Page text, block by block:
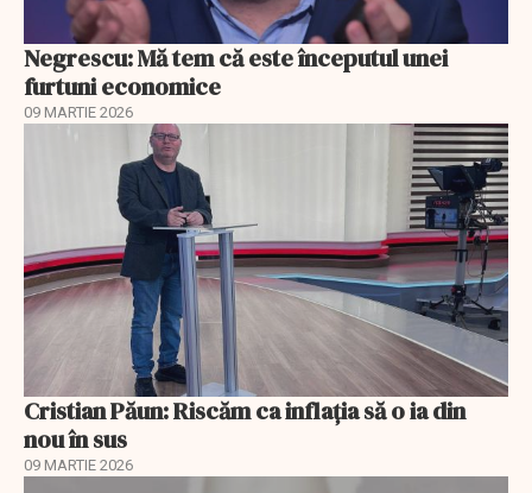
Negrescu: Mă tem că este începutul unei
furtuni economice
09 MARTIE 2026
Cristian Păun: Riscăm ca inflația să o ia din
nou în sus
09 MARTIE 2026